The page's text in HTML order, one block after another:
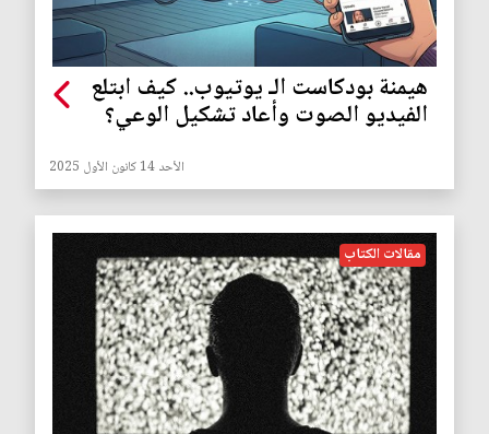
هيمنة بودكاست الـ يوتيوب.. كيف ابتلع
الفيديو الصوت وأعاد تشكيل الوعي؟
الأحد 14 كانون الأول 2025
مقالات الكتاب